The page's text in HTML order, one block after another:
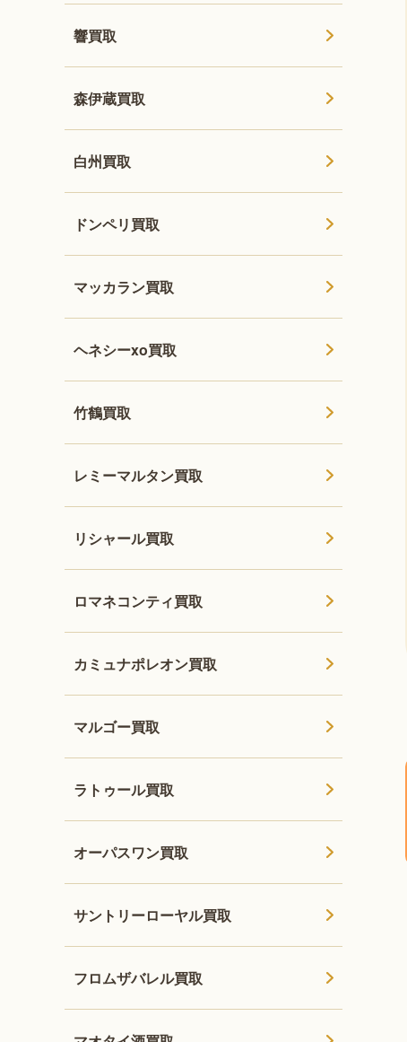
響買取
森伊蔵買取
白州買取
ドンペリ買取
マッカラン買取
ヘネシーxo買取
竹鶴買取
レミーマルタン買取
リシャール買取
ロマネコンティ買取
カミュナポレオン買取
マルゴー買取
ラトゥール買取
オーパスワン買取
サントリーローヤル買取
フロムザバレル買取